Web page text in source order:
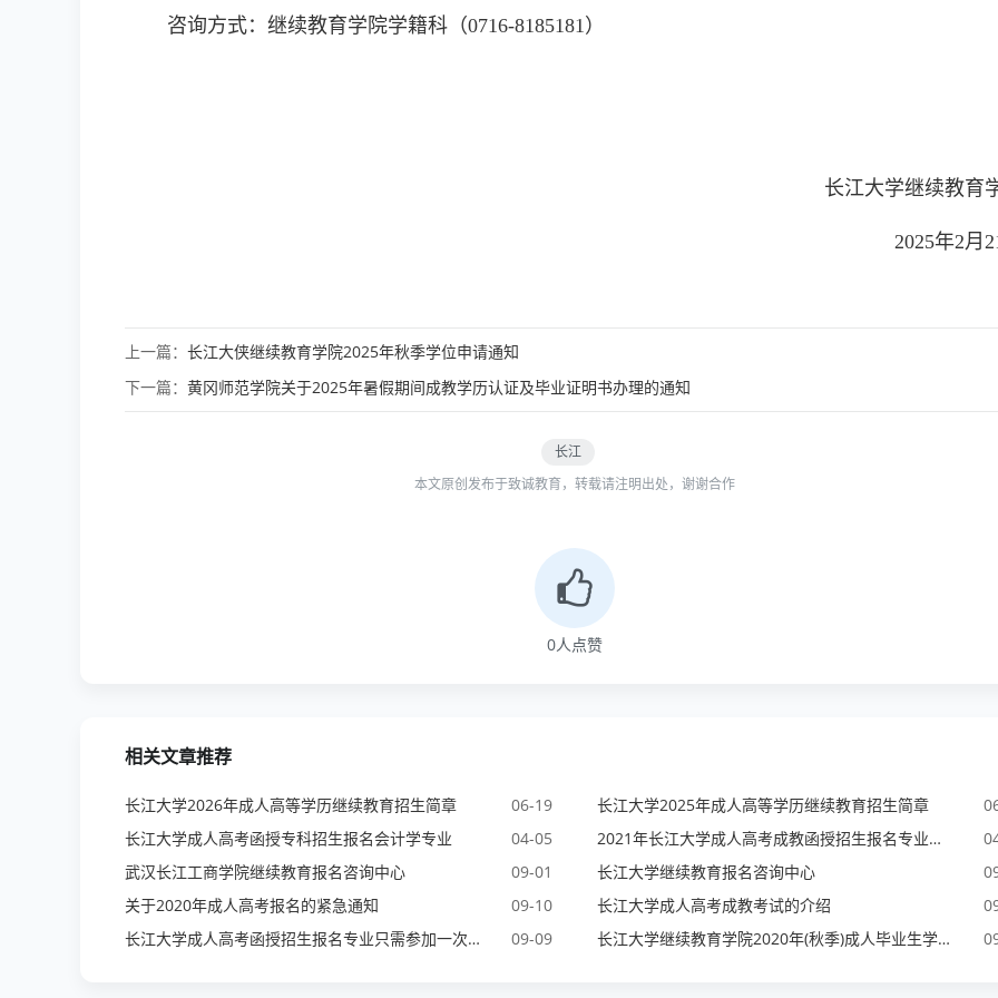
咨询方式：继续教育学院学籍科（0716-8185181）
长江大学继续教育
2025年2月
上一篇： 长江大侠继续教育学院2025年秋季学位申请通知
下一篇： 黄冈师范学院关于2025年暑假期间成教学历认证及毕业证明书办理的通知
长江
本文原创发布于致诚教育，转载请注明出处，谢谢合作
0人点赞
相关文章推荐
06-19
长江大学2026年成人高等学历继续教育招生简章
长江大学2025年成人高等学历继续教育招生简章
04-05
长江大学成人高考函授专科招生报名会计学专业
2021年长江大学成人高考成教函授招生报名专业和咨询报名中心
09-01
武汉长江工商学院继续教育报名咨询中心
长江大学继续教育报名咨询中心
09-10
关于2020年成人高考报名的紧急通知
长江大学成人高考成教考试的介绍
09-09
长江大学成人高考函授招生报名专业只需参加一次考试 长江大学继续教育学院2020年(秋季)成人毕业生学士学位证发证通知